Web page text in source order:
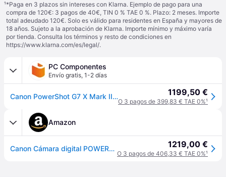
¹*Paga en 3 plazos sin intereses con Klarna. Ejemplo de pago para una
compra de 120€: 3 pagos de 40€, TIN 0 % TAE 0 %. Plazo: 2 meses. Importe
total adeudado 120€. Solo es válido para residentes en España y mayores de
18 años. Sujeto a la aprobación de Klarna. Importe mínimo y máximo varía
por tienda. Consulta los términos y resto de condiciones en
https://www.klarna.com/es/legal/.
PC Componentes
Envío gratis, 1-2 días
Canon PowerShot G7 X Mark III 20MP WiFi Negra 1199,50 €
O 3 pagos de 399,83 € TAE 0%¹
Amazon
Canon Cámara digital POWERSHOT G7 X Mark III, color negro (3637C001) 1219,00 €
O 3 pagos de 406,33 € TAE 0%¹